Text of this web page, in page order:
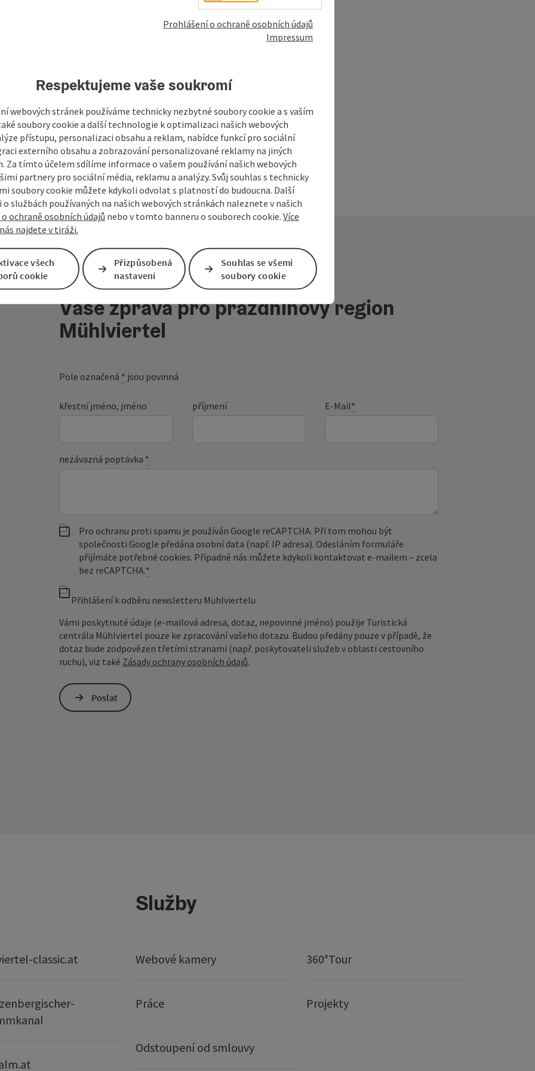
Vaše zpráva pro prázdninový region
Mühlviertel
Pole označená * jsou povinná
křestní jméno, jméno příjmení E-Mail*
nezávazná poptávka *
Pro ochranu proti spamu je používán Google reCAPTCHA. Při tom mohou být
společnosti Google předána osobní data (např. IP adresa). Odesláním formuláře
přijímáte potřebné cookies. Případně nás můžete kdykoli kontaktovat e‑mailem – zcela
bez reCAPTCHA.*
Přihlášení k odběru newsletteru Mühlviertelu
Vámi poskytnuté údaje (e-mailová adresa, dotaz, nepovinné jméno) použije Turistická
centrála Mühlviertel pouze ke zpracování vašeho dotazu. Budou předány pouze v případě, že
dotaz bude zodpovězen třetími stranami (např. poskytovateli služeb v oblasti cestovního
ruchu), viz také Zásady ochrany osobních údajů.
Poslat
classic.at
Služby
Webové kamery 360°Tour
Práce Projekty
Odstoupení od smlouvy
Prohlášení o ochraně osobních údajů
Impressum
Respektujeme vaše soukromí
webových stránek používáme technicky nezbytné soubory cookie a s vaším
soubory cookie a další technologie k optimalizaci našich webových
přístupu, personalizaci obsahu a reklam, nabídce funkcí pro sociální
externího obsahu a zobrazování personalizované reklamy na jiných
Za tímto účelem sdílíme informace o vašem používání našich webových
partnery pro sociální média, reklamu a analýzy. Svůj souhlas s technicky
soubory cookie můžete kdykoli odvolat s platností do budoucna. Další
službách používaných na našich webových stránkách naleznete v našich
ochraně osobních údajů nebo v tomto banneru o souborech cookie. Více
najdete v tiráži.
všech
cookie
Přizpůsobená
nastavení
Souhlas se všemi
soubory cookie